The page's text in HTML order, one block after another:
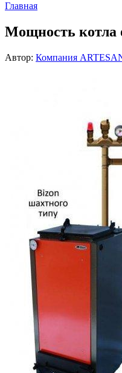
Главная
Мощность котла
Автор: Компания